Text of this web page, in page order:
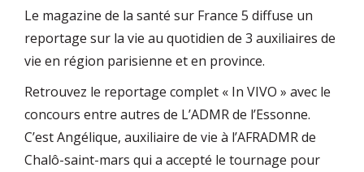
Le magazine de la santé sur France 5 diffuse un
reportage sur la vie au quotidien de 3 auxiliaires de
vie en région parisienne et en province.
Retrouvez le reportage complet « In VIVO » avec le
concours entre autres de L’ADMR de l’Essonne.
C’est Angélique, auxiliaire de vie à l’AFRADMR de
Chalô-saint-mars qui a accepté le tournage pour